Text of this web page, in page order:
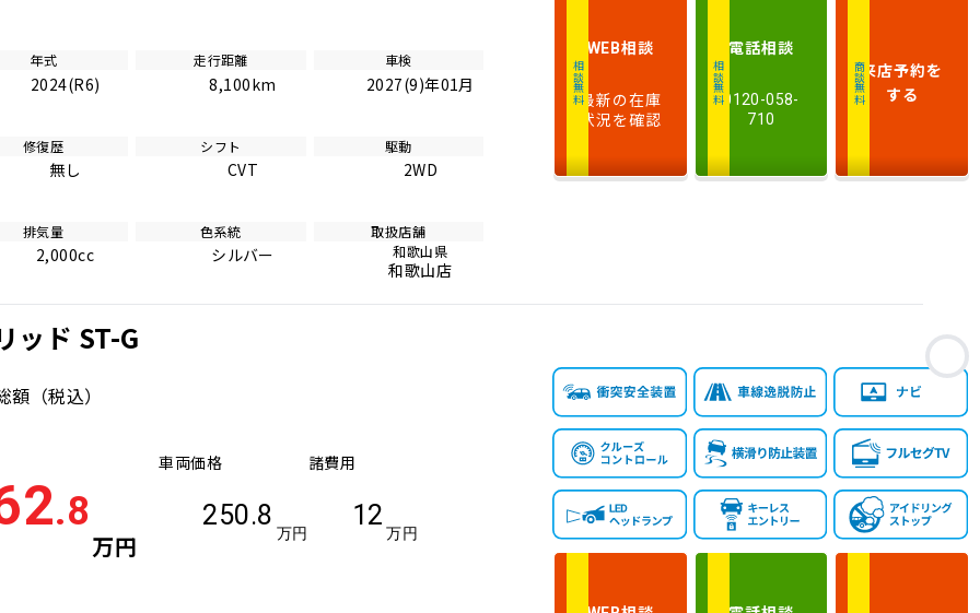
年式
2024(R6)
走行距離
8,100km
車検
2027(9)年01月
修復歴
無し
シフト
CVT
駆動
2WD
排気量
2,000cc
色系統
シルバー
取扱店舗
和歌山県
和歌山店
相談無料
WEB相談
最新の在庫
状況を確認
相談無料
電話相談
0120-058-
710
商談無料来店予約を
する
お
ッド ST-G
額 （税込）
.8
万円
車両価格
250.8
万円
諸費用
12
万円